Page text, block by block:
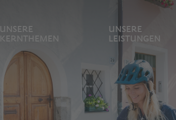
UNSERE
KERNTHEMEN
UNSERE
LEISTUNGEN